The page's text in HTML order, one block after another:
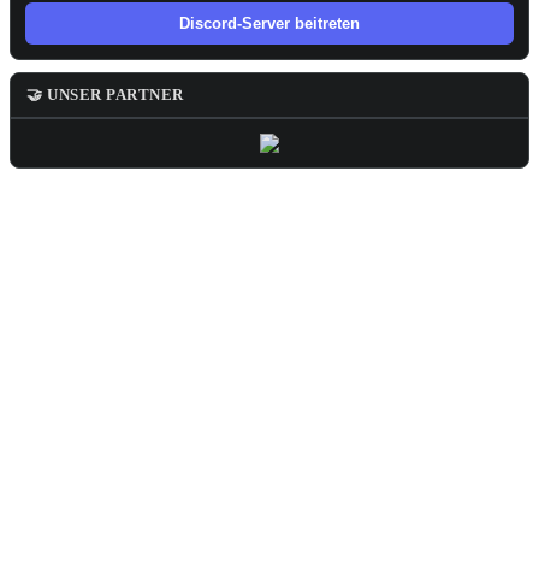
Discord-Server beitreten
🤝 UNSER PARTNER